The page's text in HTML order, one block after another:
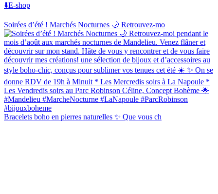
⬇️E-shop
Soirées d’été ! Marchés Nocturnes 🌙 Retrouvez-mo
Bracelets boho en pierres naturelles ✨ Que vous ch